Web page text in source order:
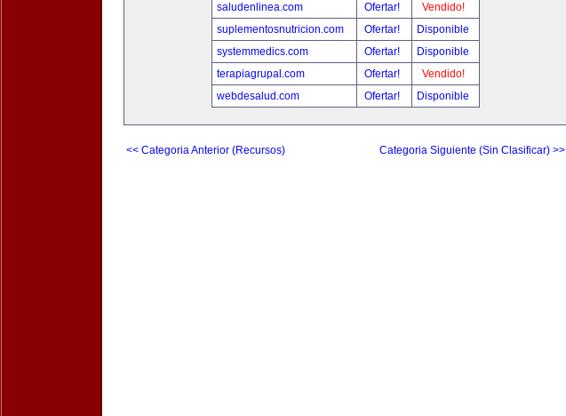
saludenlinea.com
Ofertar!
Vendido!
suplementosnutricion.com
Ofertar!
Disponible
systemmedics.com
Ofertar!
Disponible
terapiagrupal.com
Ofertar!
Vendido!
webdesalud.com
Ofertar! Disponible
<< Categoria Anterior (Recursos) Categoria Siguiente (Sin Clasificar) >>